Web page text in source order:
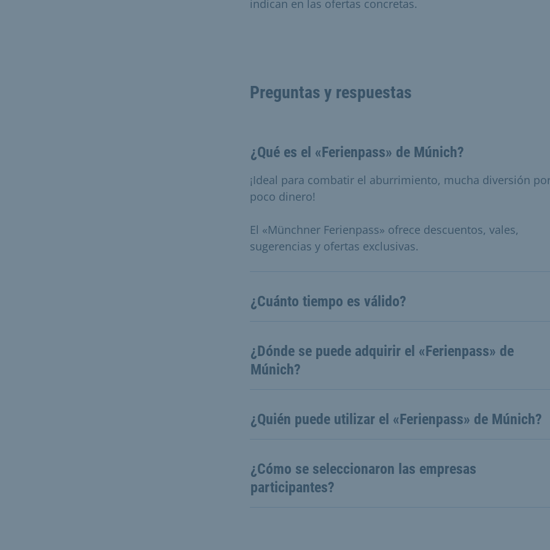
indican en las ofertas concretas.
Preguntas y respuestas
¿Qué es el «Ferienpass» de Múnich?
¡Ideal para combatir el aburrimiento, mucha diversión
poco dinero!
El «Münchner Ferienpass» ofrece descuentos, vales,
sugerencias y ofertas exclusivas.
¿Cuánto tiempo es válido?
¿Dónde se puede adquirir el «Ferienpass» de
Múnich?
¿Quién puede utilizar el «Ferienpass» de Múnich?
¿Cómo se seleccionaron las empresas
participantes?